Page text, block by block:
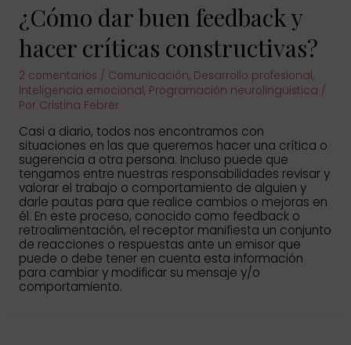
PARA
VENDER
PROYECTO?
¿Cómo dar buen feedback y
hacer críticas constructivas?
2 comentarios / Comunicación, Desarrollo profesional,
Inteligencia emocional, Programación neurolingüística /
Por Cristina Febrer
Casi a diario, todos nos encontramos con
situaciones en las que queremos hacer una crítica o
sugerencia a otra persona. Incluso puede que
tengamos entre nuestras responsabilidades revisar y
valorar el trabajo o comportamiento de alguien y
darle pautas para que realice cambios o mejoras en
él. En este proceso, conocido como feedback o
retroalimentación, el receptor manifiesta un conjunto
de reacciones o respuestas ante un emisor que
puede o debe tener en cuenta esta información
para cambiar y modificar su mensaje y/o
comportamiento.